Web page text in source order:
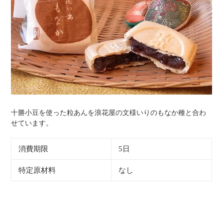
十勝小豆を使った粒あんを浪花屋の文様いりのもなか種と合わ
せています。
消費期限 5日
特定原材料 なし